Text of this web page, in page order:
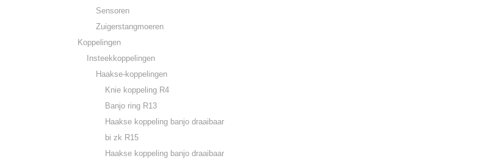
Sensoren
Zuigerstangmoeren
Koppelingen
Insteekkoppelingen
Haakse-koppelingen
Knie koppeling R4
Banjo ring R13
Haakse koppeling banjo draaibaar
bi zk R15
Haakse koppeling banjo draaibaar